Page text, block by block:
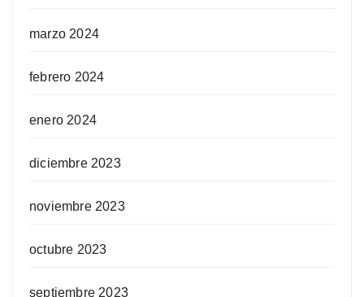
marzo 2024
febrero 2024
enero 2024
diciembre 2023
noviembre 2023
octubre 2023
septiembre 2023